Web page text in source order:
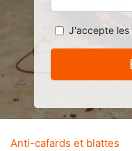
J'accepte les
Anti-cafards et blattes